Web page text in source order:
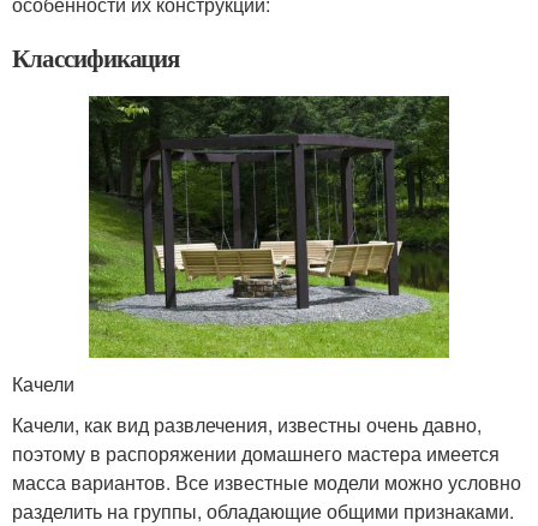
Классификация
Качели
Качели, как вид развлечения, известны очень давно,
поэтому в распоряжении домашнего мастера имеется
масса вариантов. Все известные модели можно условно
разделить на группы, обладающие общими признаками.